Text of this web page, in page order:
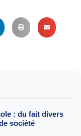
: du fait divers
société